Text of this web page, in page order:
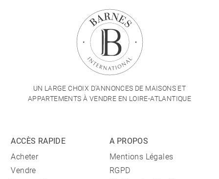
UN LARGE CHOIX D'ANNONCES DE MAISONS ET
APPARTEMENTS À VENDRE EN LOIRE-ATLANTIQUE
ACCÈS RAPIDE
Acheter
Vendre
A PROPOS
Mentions Légales
RGPD